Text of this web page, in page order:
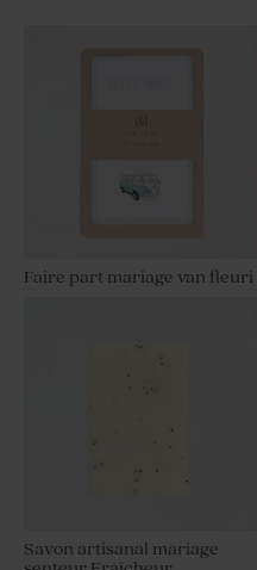
Faire part mariage van fleuri
Savon artisanal mariage